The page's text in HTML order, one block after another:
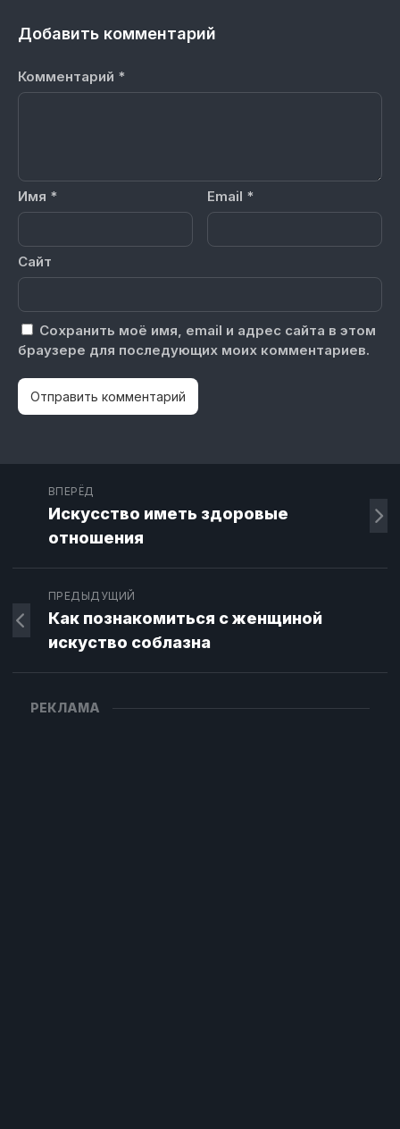
Добавить комментарий
Комментарий *
Имя * Email *
Сайт
Сохранить моё имя, email и адрес сайта в этом
браузере для последующих моих комментариев.
ВПЕРЁД
Искусство иметь здоровые
отношения
ПРЕДЫДУЩИЙ
Как познакомиться с женщиной
искуство соблазна
РЕКЛАМА